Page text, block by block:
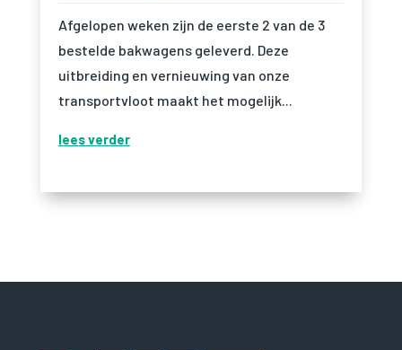
Afgelopen weken zijn de eerste 2 van de 3
bestelde bakwagens geleverd. Deze
uitbreiding en vernieuwing van onze
transportvloot maakt het mogelijk...
lees verder